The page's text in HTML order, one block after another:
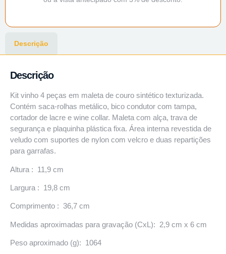
Descrição
Descrição
Kit vinho 4 peças em maleta de couro sintético texturizada.
Contém saca-rolhas metálico, bico condutor com tampa,
cortador de lacre e wine collar. Maleta com alça, trava de
segurança e plaquinha plástica fixa. Área interna revestida de
veludo com suportes de nylon com velcro e duas repartições
para garrafas.
Altura : 11,9 cm
Largura : 19,8 cm
Comprimento : 36,7 cm
Medidas aproximadas para gravação (CxL): 2,9 cm x 6 cm
Peso aproximado (g): 1064